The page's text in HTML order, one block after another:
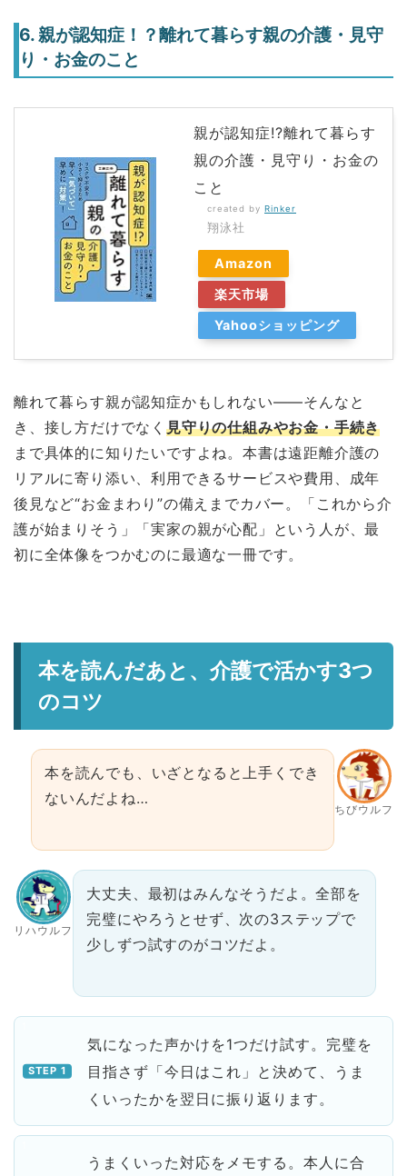
6. 親が認知症！？離れて暮らす親の介護・見守
り・お金のこと
親が認知症!?離れて暮らす
親の介護・見守り・お金の
こと
created by Rinker
翔泳社
Amazon
楽天市場
Yahooショッピング
離れて暮らす親が認知症かもしれない——そんなと
き、接し方だけでなく 見守りの仕組みやお金・手続き
まで具体的に知りたいですよね。本書は遠距離介護の
リアルに寄り添い、利用できるサービスや費用、成年
後見など“お金まわり”の備えまでカバー。「これから介
護が始まりそう」「実家の親が心配」という人が、最
初に全体像をつかむのに最適な一冊です。
本を読んだあと、介護で活かす3つ
のコツ
ちびウルフ
本を読んでも、いざとなると上手くでき
ないんだよね…
リハウルフ
大丈夫、最初はみんなそうだよ。全部を
完璧にやろうとせず、次の3ステップで
少しずつ試すのがコツだよ。
気になった声かけを1つだけ試す。完璧を
目指さず「今日はこれ」と決めて、うま
くいったかを翌日に振り返ります。
うまくいった対応をメモする。本人に合